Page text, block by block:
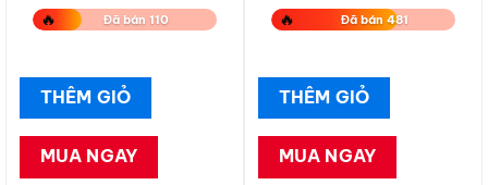
🔥 Đã bán 110
THÊM GIỎ
MUA NGAY
🔥 Đã bán 481
THÊM GIỎ
MUA NGAY